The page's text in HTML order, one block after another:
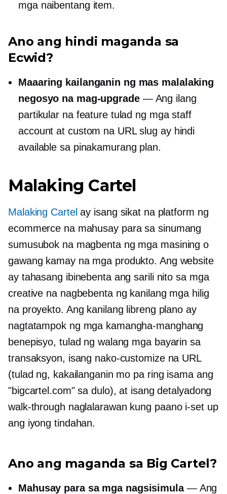
mga naibentang item.
Ano ang hindi maganda sa
Ecwid?
Maaaring kailanganin ng mas malalaking
negosyo na mag-upgrade— Ang ilang
partikular na feature tulad ng mga staff
account at custom na URL slug ay hindi
available sa pinakamurang plan.
Malaking Cartel
Malaking Cartel ay isang sikat na platform ng
ecommerce na mahusay para sa sinumang
sumusubok na magbenta ng mga masining o
gawang kamay na mga produkto. Ang website
ay tahasang ibinebenta ang sarili nito sa mga
creative na nagbebenta ng kanilang mga hilig
na proyekto. Ang kanilang libreng plano ay
nagtatampok ng mga kamangha-manghang
benepisyo, tulad ng walang mga bayarin sa
transaksyon, isang nako-customize na URL
(tulad ng, kakailanganin mo pa ring isama ang
"bigcartel.com" sa dulo), at isang detalyadong
walk-through naglalarawan kung paano i-set up
ang iyong tindahan.
Ano ang maganda sa Big Cartel?
Mahusay para sa mga nagsisimula— Ang